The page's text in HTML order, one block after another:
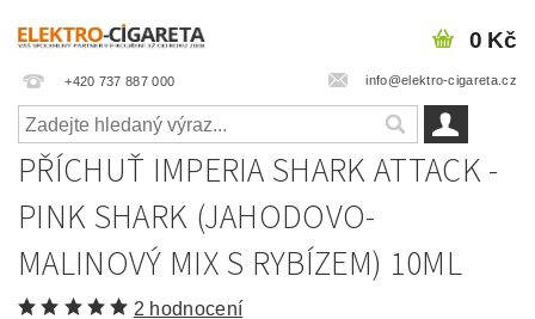
+420 737 887 000 info@elektro-cigareta.cz
0 Kč
PŘÍCHUŤ IMPERIA SHARK ATTACK -
PINK SHARK (JAHODOVO-
MALINOVÝ MIX S RYBÍZEM) 10ML
2 hodnocení